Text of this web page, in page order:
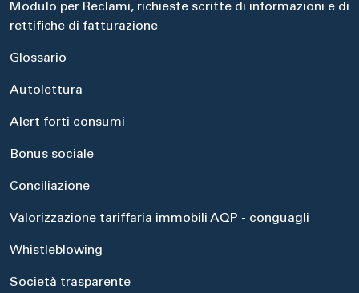
Modulo per Reclami, richieste scritte di informazioni e di
rettifiche di fatturazione
Glossario
Autolettura
Alert forti consumi
Bonus sociale
Conciliazione
Valorizzazione tariffaria immobili AQP - conguagli
Whistleblowing
Società trasparente